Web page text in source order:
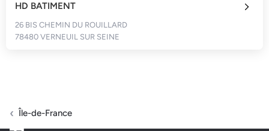
HD BATIMENT
26 BIS CHEMIN DU ROUILLARD
78480 VERNEUIL SUR SEINE
Île-de-France